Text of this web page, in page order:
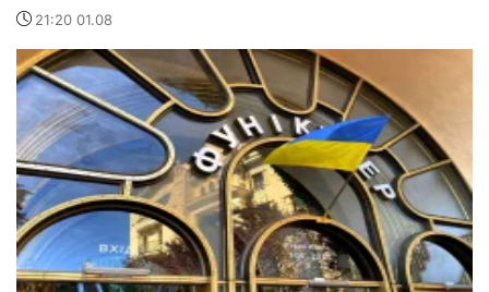
21:20 01.08